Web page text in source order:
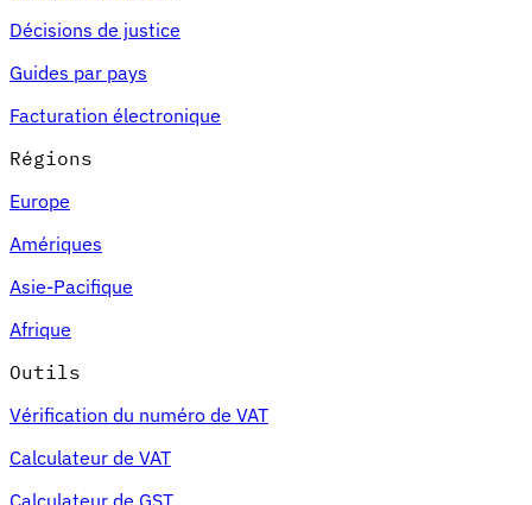
Décisions de justice
Guides par pays
Facturation électronique
Régions
Europe
Amériques
Asie-Pacifique
Afrique
Outils
Vérification du numéro de VAT
Calculateur de VAT
Calculateur de GST